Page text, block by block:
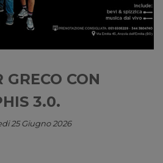
CON
3.0.
25 Giugno 2026